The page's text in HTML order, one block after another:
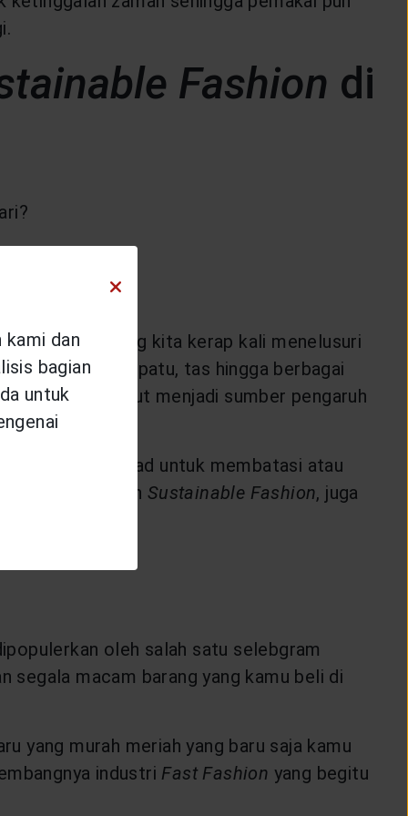
Fashion di
waktu senggang kita kerap kali menelusuri
dari baju, sepatu, tas hingga berbagai
fashion pun turut menjadi sumber pengaruh
. Bulatkan tekad untuk membatasi atau
sesuai dengan Sustainable Fashion, juga
oleh salah satu selebgram
segala macam barang yang kamu beli di
yang murah meriah yang baru saja kamu
industri Fast Fashion yang begitu
kami dan
bagian
untuk